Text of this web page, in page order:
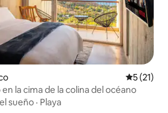
5 (21)
la cima de la colina del océano
sueño · Playa